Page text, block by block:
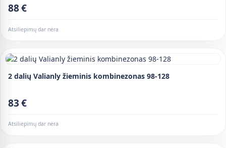
88 €
Atsiliepimų dar nėra
2 dalių Valianly žieminis kombinezonas 98-128
83 €
Atsiliepimų dar nėra